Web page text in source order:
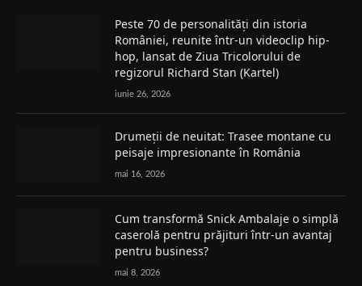
Peste 70 de personalități din istoria
României, reunite într-un videoclip hip-
hop, lansat de Ziua Tricolorului de
regizorul Richard Stan (Kartel)
iunie 26, 2026
Drumeții de neuitat: Trasee montane cu
peisaje impresionante în România
mai 16, 2026
Cum transformă Snick Ambalaje o simplă
caserolă pentru prăjituri într-un avantaj
pentru business?
mai 8, 2026